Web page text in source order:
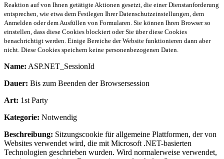
Reaktion auf von Ihnen getätigte Aktionen gesetzt, die einer Dienstanforderung
entsprechen, wie etwa dem Festlegen Ihrer Datenschutzeinstellungen, dem
Anmelden oder dem Ausfüllen von Formularen. Sie können Ihren Browser so
einstellen, dass diese Cookies blockiert oder Sie über diese Cookies
benachrichtigt werden. Einige Bereiche der Website funktionieren dann aber
nicht. Diese Cookies speichern keine personenbezogenen Daten.
Name: ASP.NET_SessionId
Dauer: Bis zum Beenden der Browsersession
Art: 1st Party
Kategorie: Notwendig
Beschreibung: Sitzungscookie für allgemeine Plattformen, der von
Websites verwendet wird, die mit Microsoft .NET-basierten
Technologien geschrieben wurden. Wird normalerweise verwendet,